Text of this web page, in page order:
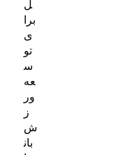
ل
برا
ی
تو
س
عه
ور
ز
ش
بان